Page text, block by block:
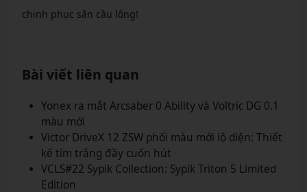
chinh phục sân cầu lông!
Bài viết liên quan
Yonex ra mắt Arcsaber 0 Ability và Voltric DG 0.1
màu mới
Victor DriveX 12 ZSW phối màu mới lộ diện: Thiết
kế tím trắng đầy cuốn hút
VCLS#22 Sypik Collection: Sypik Triton 5 Limited
Edition